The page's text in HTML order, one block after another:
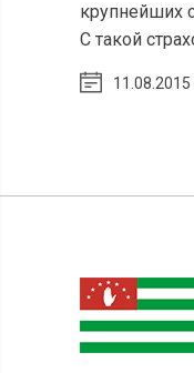
крупнейших
С такой
11.08.2015